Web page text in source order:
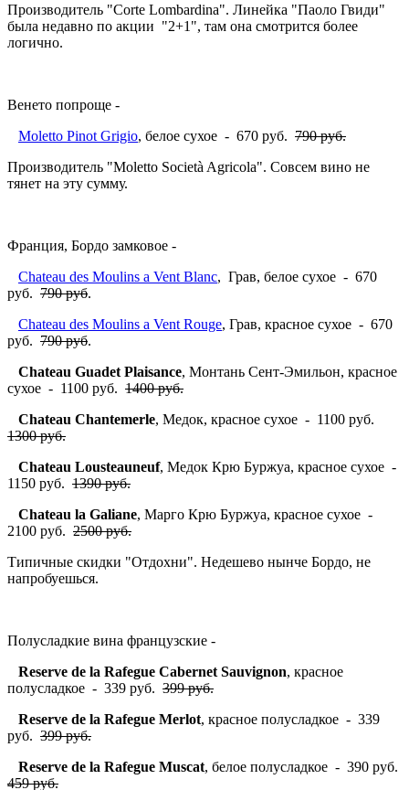
Производитель "Corte Lombardina". Линейка "Паоло Гвиди"
была недавно по акции "2+1", там она смотрится более
логично.
Венето попроще -
Moletto Pinot Grigio, белое сухое - 670 руб. 790 руб.
Производитель "Moletto Società Agricola". Совсем вино не
тянет на эту сумму.
Франция, Бордо замковое -
Chateau des Moulins a Vent Blanc, Грав, белое сухое - 670
руб. 790 руб.
Chateau des Moulins a Vent Rouge, Грав, красное сухое - 670
руб. 790 руб.
Chateau Guadet Plaisance, Монтань Сент-Эмильон, красное
сухое - 1100 руб. 1400 руб.
Chateau Chantemerle, Медок, красное сухое - 1100 руб.
1300 руб.
Chateau Lousteauneuf, Медок Крю Буржуа, красное сухое -
1150 руб. 1390 руб.
Chateau la Galiane, Марго Крю Буржуа, красное сухое -
2100 руб. 2500 руб.
Типичные скидки "Отдохни". Недешево нынче Бордо, не
напробуешься.
Полусладкие вина французские -
Reserve de la Rafegue Cabernet Sauvignon, красное
полусладкое - 339 руб. 399 руб.
Reserve de la Rafegue Merlot, красное полусладкое - 339
руб. 399 руб.
Reserve de la Rafegue Muscat, белое полусладкое - 390 руб.
459 руб.